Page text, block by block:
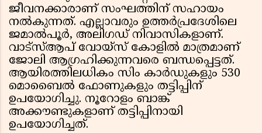
ജീവനക്കാരാണ് സംഘത്തിന് സഹായം
നൽകുന്നത്. എല്ലാവരും ഉത്തർപ്രദേശിലെ
ജമാൽപൂർ, അലിഗഡ് നിവാസികളാണ്.
വാട്സ്ആപ് വോയ്‌സ് കോളിൽ മാത്രമാണ്
ജോലി ആഗ്രഹിക്കുന്നവരെ ബന്ധപ്പെട്ടത്.
ആയിരത്തിലധികം സിം കാർഡുകളും 530
മൊബൈൽ ഫോണുകളും തട്ടിപ്പിന്
ഉപയോഗിച്ചു. നൂറോളം ബാങ്ക്
അക്കൗണ്ടുകളാണ് തട്ടിപ്പിനായി
ഉപയോഗിച്ചത്.